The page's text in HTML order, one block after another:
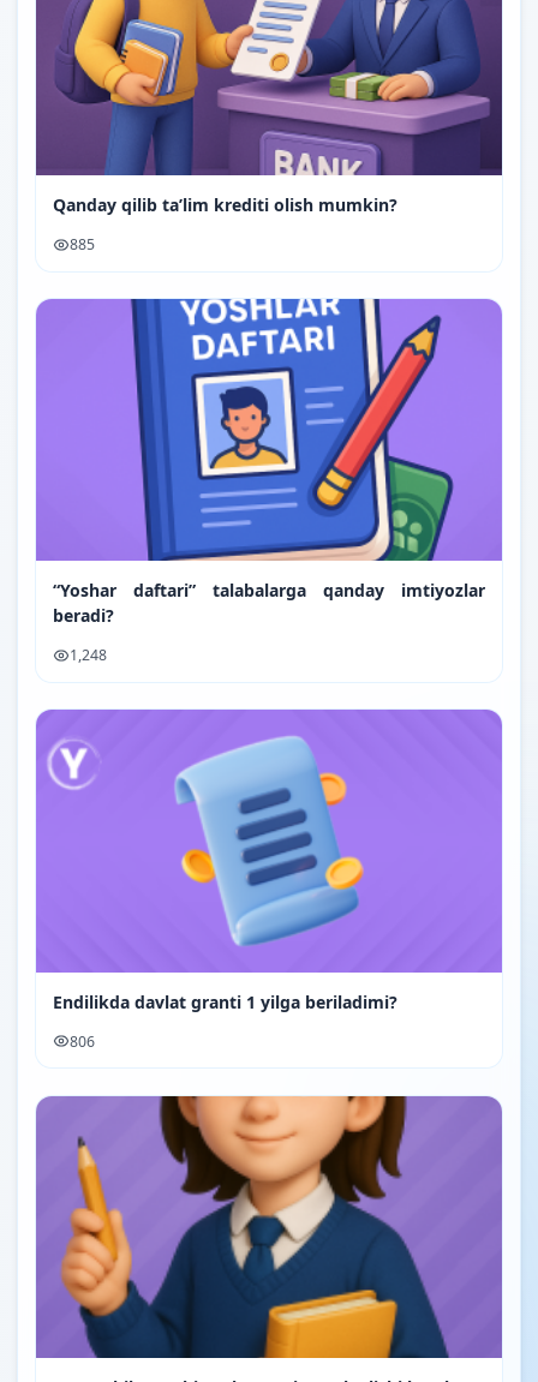
Qanday qilib ta’lim krediti olish mumkin?
885
“Yoshar daftari” talabalarga qanday imtiyozlar
beradi?
1,248
Endilikda davlat granti 1 yilga beriladimi?
806